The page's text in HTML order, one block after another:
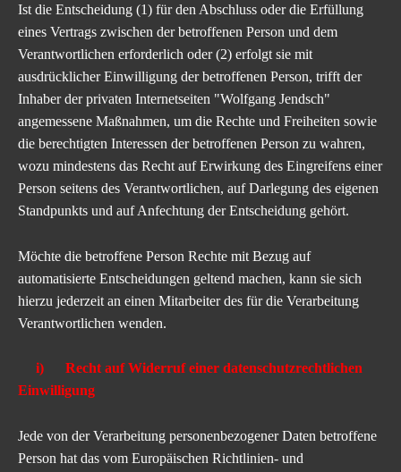
Ist die Entscheidung (1) für den Abschluss oder die Erfüllung
eines Vertrags zwischen der betroffenen Person und dem
Verantwortlichen erforderlich oder (2) erfolgt sie mit
ausdrücklicher Einwilligung der betroffenen Person, trifft der
Inhaber derprivaten Internetseiten "Wolfgang Jendsch"
angemessene Maßnahmen, um die Rechte und Freiheiten sowie
die berechtigten Interessen der betroffenen Person zu wahren,
wozu mindestens das Recht auf Erwirkung des Eingreifens einer
Person seitens des Verantwortlichen, auf Darlegung des eigenen
Standpunkts und auf Anfechtung der Entscheidung gehört.
Möchte die betroffene Person Rechte mit Bezug auf
automatisierte Entscheidungen geltend machen, kann sie sich
hierzu jederzeit an einen Mitarbeiter des für die Verarbeitung
Verantwortlichen wenden.
i) Recht auf Widerruf einer datenschutzrechtlichen
Einwilligung
Jede von der Verarbeitung personenbezogener Daten betroffene
Person hat das vom Europäischen Richtlinien- und